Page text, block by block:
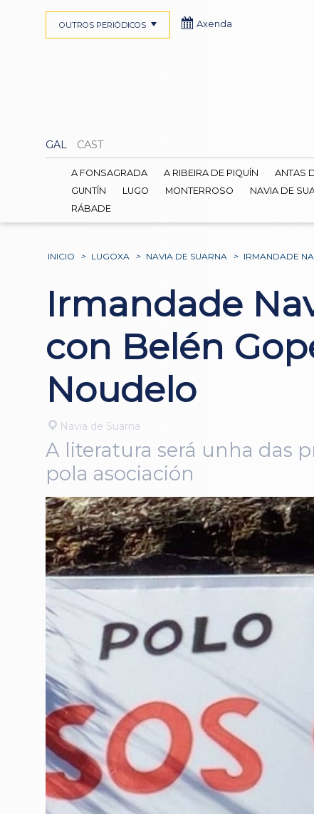
GAL CAST
OUTROS PERIÓDICOS Axenda
A FONSAGRADA A RIBEIRA DE PIQUÍN ANTAS
GUNTÍN
LUGO MONTERROSO NAVIA DE
RÁBADE
INICIO > LUGOXA > NAVIA DE SUARNA > IRMANDADE
Irmandade
con Belén
Noudelo
Navia de Suarna
A literatura será unha das
pola asociación